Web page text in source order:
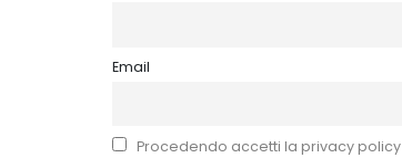
Email
Procedendo accetti la privacy policy